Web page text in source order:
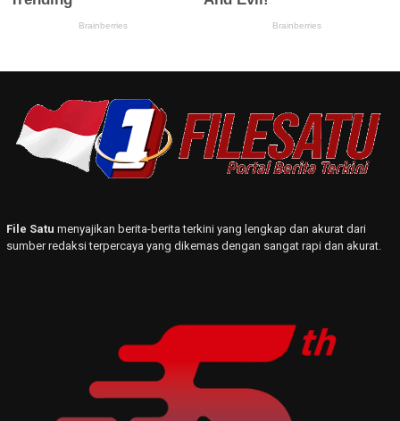
File Satu menyajikan berita-berita terkini yang lengkap dan akurat dari
sumber redaksi terpercaya yang dikemas dengan sangat rapi dan akurat.